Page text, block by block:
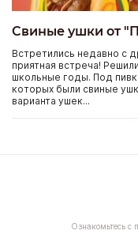
Свиные ушки от
Встретились недавно с
приятная встреча!
школьные годы. Под
которых были свиные
варианта ушек...
Ознакомьтесь с